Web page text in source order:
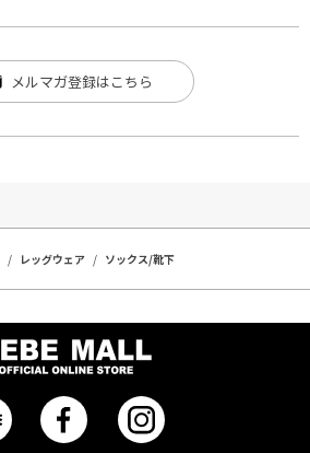
メルマガ登録はこちら
レッグウェア ソックス/靴下